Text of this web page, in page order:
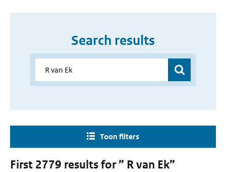
Search results
Toon filters
First 2779 results for ” R van Ek”